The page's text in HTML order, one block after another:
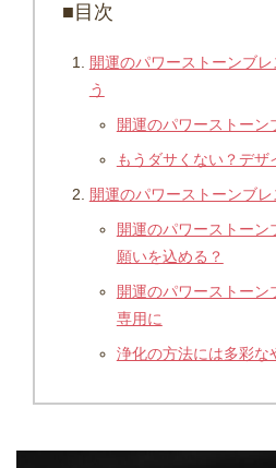
■目次
開運のパワーストーンブ
う
開運のパワーストーン
もうダサくない？デ
開運のパワーストーンブ
開運のパワーストー
願いを込める？
開運のパワーストーン
専用に
浄化の方法には多彩な